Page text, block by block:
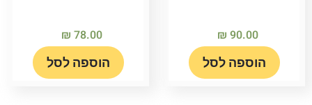
₪ 90.00
הוספה לסל
₪ 78.00
הוספה לסל